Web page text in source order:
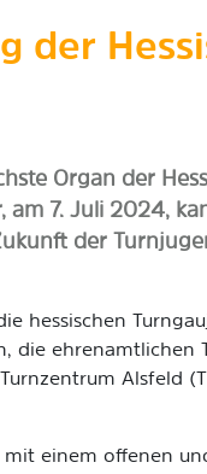
der
Organ der
am 7. Juli 2024,
der
hessischen
die ehrenamtlichen
Alsfeld
einem offenen